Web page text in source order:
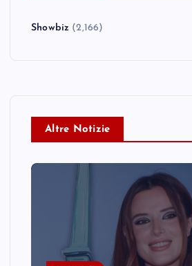
Showbiz (2,166)
Altre Notizie